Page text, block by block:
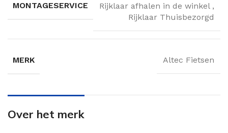
MONTAGESERVICE
Rijklaar afhalen in de winkel ,
Rijklaar Thuisbezorgd
MERK Altec Fietsen
Over het merk